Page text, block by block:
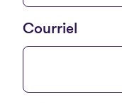
Courriel